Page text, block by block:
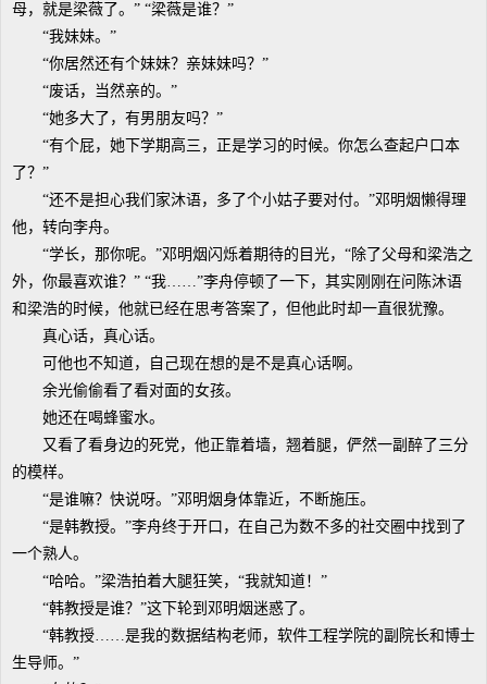
母，就是梁薇了。” “梁薇是谁？”
“我妹妹。”
“你居然还有个妹妹？亲妹妹吗？”
“废话，当然亲的。”
“她多大了，有男朋友吗？”
“有个屁，她下学期高三，正是学习的时候。你怎么查起户口本
了？”
“还不是担心我们家沐语，多了个小姑子要对付。”邓明烟懒得理
他，转向李舟。
“学长，那你呢。”邓明烟闪烁着期待的目光，“除了父母和梁浩之
外，你最喜欢谁？” “我……”李舟停顿了一下，其实刚刚在问陈沐语
和梁浩的时候，他就已经在思考答案了，但他此时却一直很犹豫。
真心话，真心话。
可他也不知道，自己现在想的是不是真心话啊。
余光偷偷看了看对面的女孩。
她还在喝蜂蜜水。
又看了看身边的死党，他正靠着墙，翘着腿，俨然一副醉了三分
的模样。
“是谁嘛？快说呀。”邓明烟身体靠近，不断施压。
“是韩教授。”李舟终于开口，在自己为数不多的社交圈中找到了
一个熟人。
“哈哈。”梁浩拍着大腿狂笑，“我就知道！”
“韩教授是谁？”这下轮到邓明烟迷惑了。
“韩教授……是我的数据结构老师，软件工程学院的副院长和博士
生导师。”